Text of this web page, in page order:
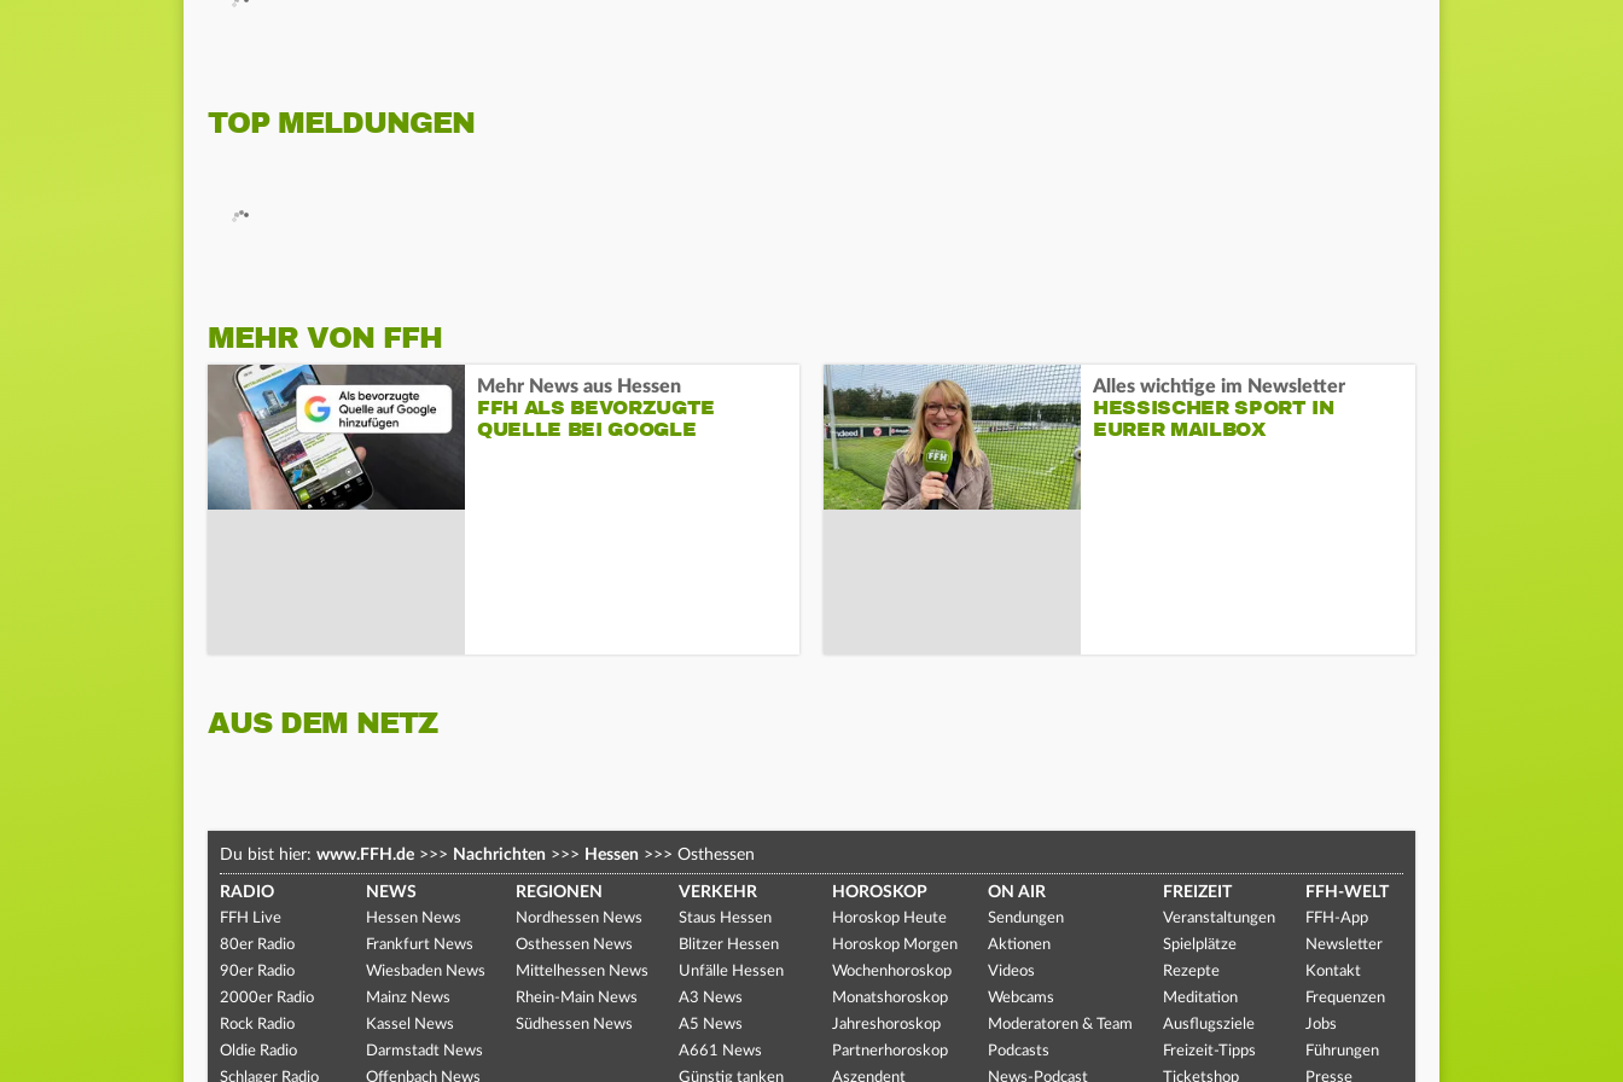
TOP MELDUNGEN
MEHR VON FFH
Mehr News aus Hessen
FFH ALS BEVORZUGTE
QUELLE BEI GOOGLE
Alles wichtige im Newsletter
HESSISCHER SPORT IN
EURER MAILBOX
AUS DEM NETZ
Du bist hier: www.FFH.de >>> Nachrichten >>> Hessen >>> Osthessen
RADIO
FFH Live
80er Radio
90er Radio
2000er Radio
Rock Radio
Oldie Radio
Schlager Radio
NEWS
Hessen News
Frankfurt News
Wiesbaden News
Mainz News
Kassel News
Darmstadt News
Offenbach News
REGIONEN
Nordhessen News
Osthessen News
Mittelhessen News
Rhein-Main News
Südhessen News
VERKEHR
Staus Hessen
Blitzer Hessen
Unfälle Hessen
A3 News
A5 News
A661 News
Günstig tanken
HOROSKOP
Horoskop Heute
Horoskop Morgen
Wochenhoroskop
Monatshoroskop
Jahreshoroskop
Partnerhoroskop
Aszendent
ON AIR
Sendungen
Aktionen
Videos
Webcams
Moderatoren & Team
Podcasts
News-Podcast
FREIZEIT
Veranstaltungen
Spielplätze
Rezepte
Meditation
Ausflugsziele
Freizeit-Tipps
Ticketshop
FFH-WELT
FFH-App
Newsletter
Kontakt
Frequenzen
Jobs
Führungen
Presse